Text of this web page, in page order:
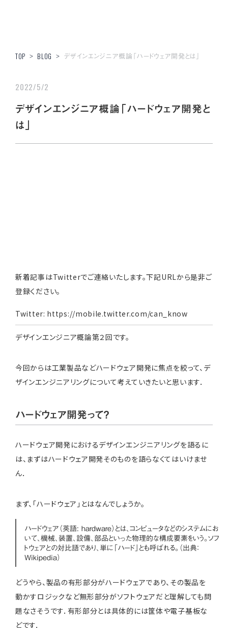
TOP > BLOG > デザインエンジニア概論「ハードウェア開発とは」
2022/5/2
デザインエンジニア概論「ハードウェア開発と
は」
新着記事はTwitterでご連絡いたします。下記URLから是非ご
登録ください。
Twitter: https://mobile.twitter.com/can_know
デザインエンジニア概論第２回です。
今回からは工業製品などハードウェア開発に焦点を絞って、デ
ザインエンジニアリングについて考えていきたいと思います．
ハードウェア開発って？
ハードウェア開発におけるデザインエンジニアリングを語るに
は、まずはハードウェア開発そのものを語らなくてはいけませ
ん．
まず、「ハードウェア」とはなんでしょうか。
ハードウェア（英語: hardware）とは、コンピュータなどのシステムにお
いて、機械、装置、設備、部品といった物理的な構成要素をいう。ソフ
トウェアとの対比語であり、単に「ハード」とも呼ばれる。（出典：
Wikipedia）
どうやら、製品の有形部分がハードウェアであり、その製品を
動かすロジックなど無形部分がソフトウェアだと理解しても問
題なさそうです．有形部分とは具体的には筐体や電子基板な
どです．